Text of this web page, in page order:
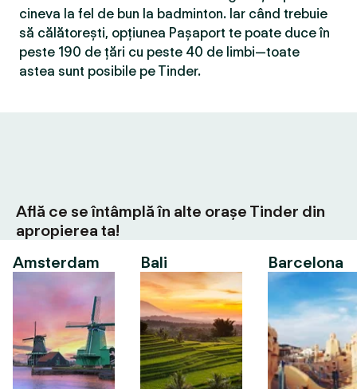
cineva la fel de bun la badminton. Iar când trebuie
să călătorești, opțiunea Pașaport te poate duce în
peste 190 de țări cu peste 40 de limbi—toate
astea sunt posibile pe Tinder.
Află ce se întâmplă în alte orașe Tinder din
apropierea ta!
Amsterdam
Bali Barcelona